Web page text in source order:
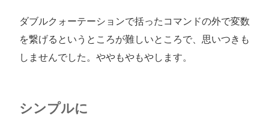
ダブルクォーテーションで括ったコマンドの外で変数
を繋げるというところが難しいところで、思いつきも
しませんでした。ややもやもやします。
シンプルに